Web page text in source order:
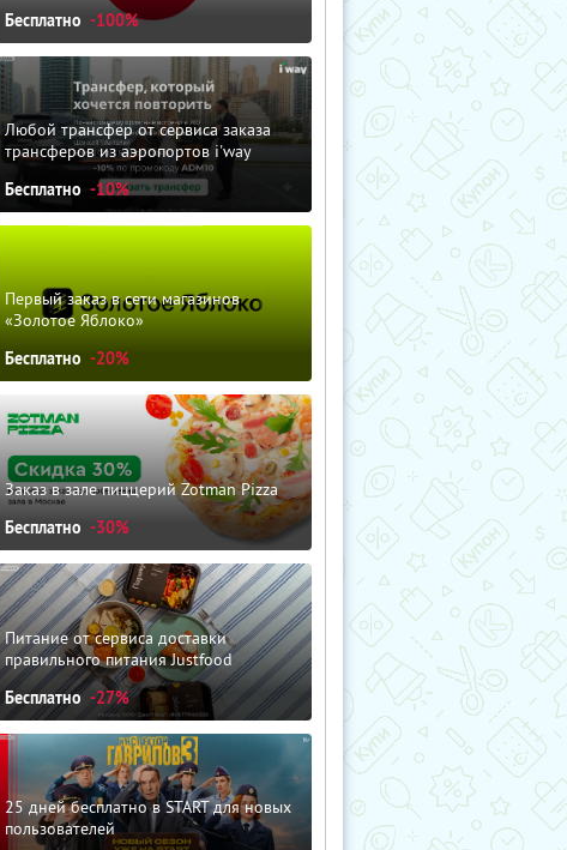
Бесплатно -100%
Любой трансфер от сервиса заказа
трансферов из аэропортов i'way
Бесплатно -10%
Первый заказ в сети магазинов
«Золотое Яблоко»
Бесплатно -20%
Заказ в зале пиццерий Zotman Pizza
Бесплатно -30%
Питание от сервиса доставки
правильного питания Justfood
Бесплатно -27%
25 дней бесплатно в START для новых
пользователей